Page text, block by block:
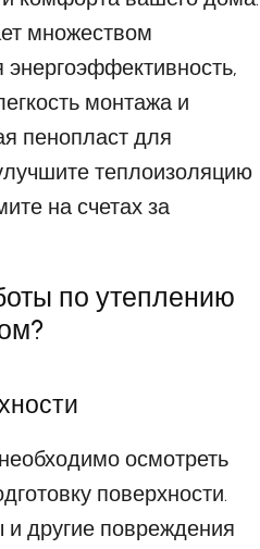
множеством
монтажа и
пенопласт для
теплоизоляцию
на счетах за
по утеплению
осмотреть
поверхности.
другие повреждения